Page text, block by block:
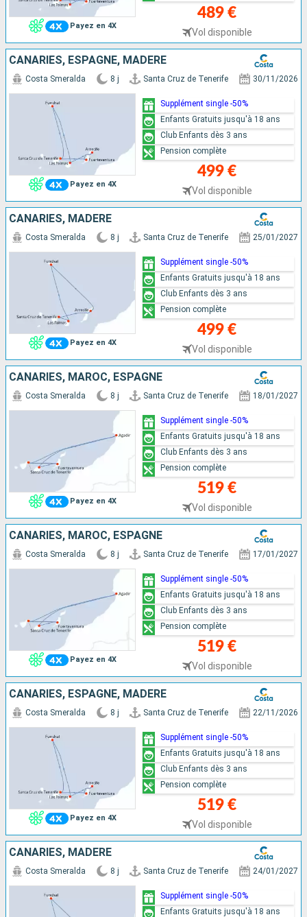
Payez en 4X
489 €
Vol disponible
CANARIES, ESPAGNE, MADÈRE
Payez en 4X
Costa Smeralda 8 j Santa Cruz de Tenerife 30/11/2026
499 €
Vol disponible
Supplément single -50%
Enfants Gratuits jusqu'à 18 ans
Club Enfants dès 3 ans
Pension complète
CANARIES, MADÈRE
Payez en 4X
Costa Smeralda 8 j Santa Cruz de Tenerife 25/01/2027
499 €
Vol disponible
Supplément single -50%
Enfants Gratuits jusqu'à 18 ans
Club Enfants dès 3 ans
Pension complète
CANARIES, MAROC, ESPAGNE
Payez en 4X
Costa Smeralda 8 j Santa Cruz de Tenerife 18/01/2027
519 €
Vol disponible
Supplément single -50%
Enfants Gratuits jusqu'à 18 ans
Club Enfants dès 3 ans
Pension complète
CANARIES, MAROC, ESPAGNE
Payez en 4X
Costa Smeralda 8 j Santa Cruz de Tenerife 17/01/2027
519 €
Vol disponible
Supplément single -50%
Enfants Gratuits jusqu'à 18 ans
Club Enfants dès 3 ans
Pension complète
CANARIES, ESPAGNE, MADÈRE
Payez en 4X
Costa Smeralda 8 j Santa Cruz de Tenerife 22/11/2026
519 €
Vol disponible
Supplément single -50%
Enfants Gratuits jusqu'à 18 ans
Club Enfants dès 3 ans
Pension complète
CANARIES, MADÈRE
Costa Smeralda 8 j Santa Cruz de Tenerife 24/01/2027
Supplément single -50%
Enfants Gratuits jusqu'à 18 ans